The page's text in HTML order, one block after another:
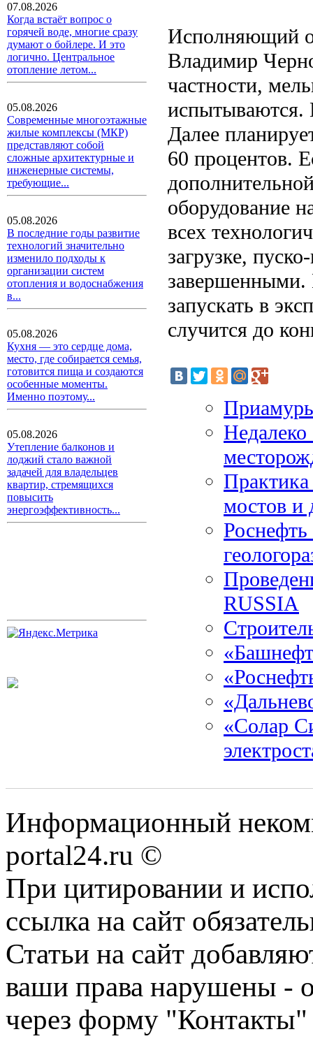
07.08.2026
Когда встаёт вопрос о
горячей воде, многие сразу
думают о бойлере. И это
логично. Центральное
отопление летом...
05.08.2026
Современные многоэтажные
жилые комплексы (МКР)
представляют собой
сложные архитектурные и
инженерные системы,
требующие...
05.08.2026
В последние годы развитие
технологий значительно
изменило подходы к
организации систем
отопления и водоснабжения
в...
05.08.2026
Кухня — это сердце дома,
место, где собирается семья,
готовится пища и создаются
особенные моменты.
Именно поэтому...
05.08.2026
Утепление балконов и
лоджий стало важной
задачей для владельцев
квартир, стремящихся
повысить
энергоэффективность...
Исполняющий
Владимир
частности,
испытываются.
Далее
60 процентов.
оборудование
всех
загрузке,
завершенными.
запускать в
случится до
Практика
мостов и
RUSSIA
«Солар
Информационный
portal24.ru ©
При цитировании и
ссылка на сайт
Статьи на сайт
ваши права нарушены -
через форму "Контакты"